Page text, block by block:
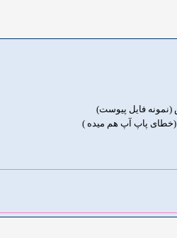
(نمونه فایل پیوست)
(خطای پاپ آپ هم میده )